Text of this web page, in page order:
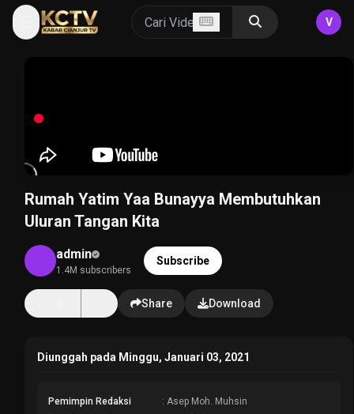
V
Rumah Yatim Yaa Bunayya Membutuhkan
Uluran Tangan Kita
admin
1.4M subscribers
Subscribe
Share Download
Diunggah pada Minggu, Januari 03, 2021
Pemimpin Redaksi
: Asep Moh. Muhsin